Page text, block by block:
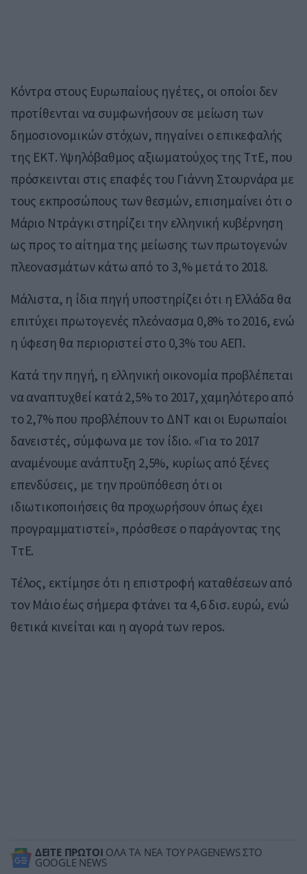
Κόντρα στους Ευρωπαίους ηγέτες, οι οποίοι δεν
προτίθενται να συμφωνήσουν σε μείωση των
δημοσιονομικ ών στόχων, πηγαίνει ο επικεφαλής
της ΕΚΤ. Υψηλόβαθμος αξιωματούχος της ΤτΕ, που
πρόσκεινται στις επαφές του Γιάννη Στουρνάρα με
τους εκπροσώπους των θεσμών, επισημαίνει ότι ο
Μάριο Ντράγκι στηρίζει την ελληνική κυβέρνηση
ως προς το αίτημα της μείωσης των πρωτογενών
πλεονασμάτων κάτω από το 3,% μετά το 2018.
Μάλιστα, η ίδια πηγή υποστηρίζει ότι η Ελλάδα θα
επιτύχει πρωτογενές πλεόνασμα 0,8% το 2016, ενώ
η ύφεση θα περιοριστεί στο 0,3% του ΑΕΠ.
Κατά την πηγή, η ελληνική οικονομία προβλέπεται
να αναπτυχθεί κατά 2,5% το 2017, χαμηλότερο από
το 2,7% που προβλέπουν το ΔΝΤ και οι Ευρωπαίοι
δανειστές, σύμφωνα με τον ίδιο. «Για το 2017
αναμένουμε ανάπτυξη 2,5%, κυρίως από ξένες
επενδύσεις, με την προϋπόθεση ότι οι
ιδιωτικοποιήσεις θα προχωρήσουν όπως έχει
προγραμματιστεί», πρόσθεσε ο παράγοντας της
ΤτΕ.
Τέλος, εκτίμησε ότι η επιστροφή καταθέσεων από
τον Μάιο έως σήμερα φτάνει τα 4,6 δισ. ευρώ, ενώ
θετικά κινείται και η αγορά των repos.
ΔΕΙΤΕ ΠΡΩΤΟΙ ΟΛΑ ΤΑ ΝΕΑ ΤΟΥ PAGENEWS ΣΤΟ
GOOGLE NEWS